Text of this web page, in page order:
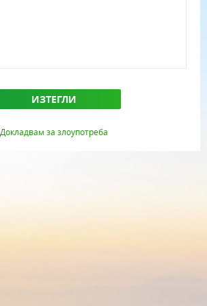
ИЗТЕГЛИ
Докладвам за злоупотреба